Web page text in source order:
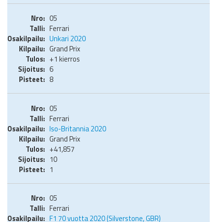
05
Ferrari
Unkari 2020
Grand Prix
+1 kierros
6
8
05
Ferrari
Iso-Britannia 2020
Grand Prix
+41,857
10
1
05
Ferrari
F1 70 vuotta 2020 (Silverstone, GBR)